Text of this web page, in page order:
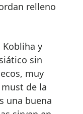
relleno
Kobliha y
sin
muy
de la
una buena